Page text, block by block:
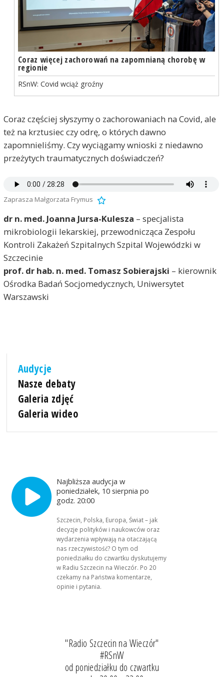
Coraz więcej zachorowań na zapomnianą chorobę w
regionie
RSnW: Covid wciąż groźny
Coraz częściej słyszymy o zachorowaniach na Covid, ale
też na krztusiec czy odrę, o których dawno
zapomnieliśmy. Czy wyciągamy wnioski z niedawno
przeżytych traumatycznych doświadczeń?
Zaprasza Małgorzata Frymus
dr n. med. Joanna Jursa-Kulesza – specjalista
mikrobiologii lekarskiej, przewodnicząca Zespołu
Kontroli Zakażeń Szpitalnych Szpital Wojewódzki w
Szczecinie
prof. dr hab. n. med. Tomasz Sobierajski – kierownik
Ośrodka Badań Socjomedycznych, Uniwersytet
Warszawski
Audycje
Nasze debaty
Galeria zdjęć
Galeria wideo
Najbliższa audycja w
poniedziałek, 10 sierpnia po
godz. 20:00
Szczecin, Polska, Europa, Świat – jak
decyzje polityków i naukowców oraz
wydarzenia wpływają na otaczającą
nas rzeczywistość? O tym od
poniedziałku do czwartku dyskutujemy
w Radiu Szczecin na Wieczór. Po 20
czekamy na Państwa komentarze,
opinie i pytania.
"Radio Szczecin na Wieczór"
#RSnW
od poniedziałku do czwartku